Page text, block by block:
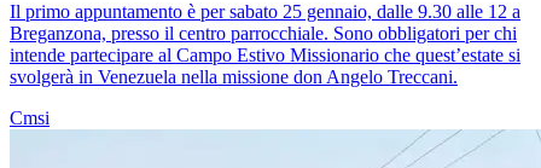
Il primo appuntamento è per sabato 25 gennaio, dalle 9.30 alle 12 a
Breganzona, presso il centro parrocchiale. Sono obbligatori per chi
intende partecipare al Campo Estivo Missionario che quest’estate si
svolgerà in Venezuela nella missione don Angelo Treccani.
Cmsi